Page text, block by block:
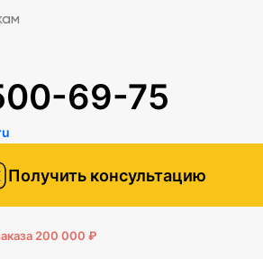
Получить консультацию
69-75
200 000 ₽